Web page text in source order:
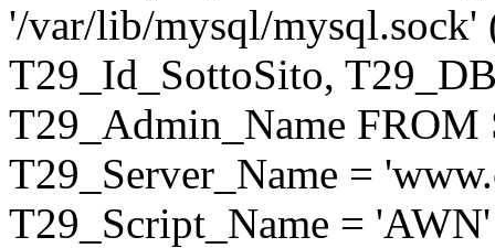
'/var/lib/mysql/mysql.sock'
T29_Id_SottoSito,
T29_Admin_Name
T29_Server_Name =
T29_Script_Name = 'AWN'